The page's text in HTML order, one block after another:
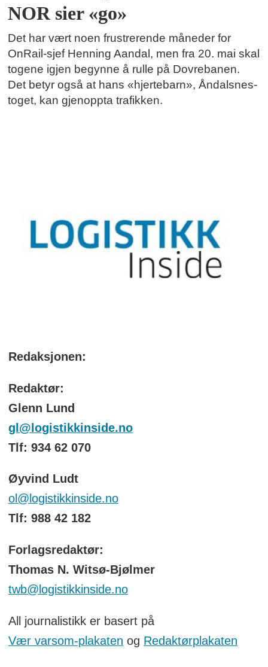
NOR sier «go»
Det har vært noen frustrerende måneder for
OnRail-sjef Henning Aandal, men fra 20. mai skal
togene igjen begynne å rulle på Dovrebanen.
Det betyr også at hans «hjertebarn», Åndalsnes-
toget, kan gjenoppta trafikken.
Redaksjonen:
Redaktør:
Glenn Lund
gl@logistikkinside.no
Tlf: 934 62 070
Øyvind Ludt
ol@logistikkinside.no
Tlf: 988 42 182
Forlagsredaktør:
Thomas N. Witsø-Bjølmer
twb@logistikkinside.no
All journalistikk er basert på
Vær varsom-plakaten og Redaktørplakaten